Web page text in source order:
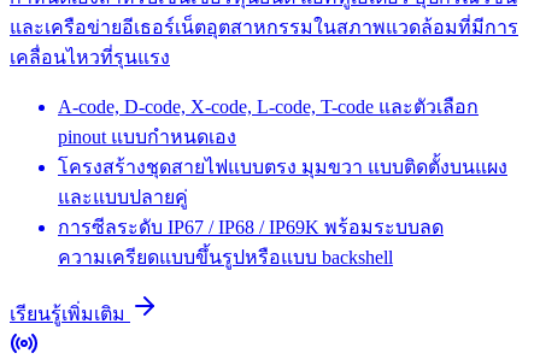
และเครือข่ายอีเธอร์เน็ตอุตสาหกรรมในสภาพแวดล้อมที่มีการ
เคลื่อนไหวที่รุนแรง
A-code, D-code, X-code, L-code, T-code และตัวเลือก
pinout แบบกำหนดเอง
โครงสร้างชุดสายไฟแบบตรง มุมขวา แบบติดตั้งบนแผง
และแบบปลายคู่
การซีลระดับ IP67 / IP68 / IP69K พร้อมระบบลด
ความเครียดแบบขึ้นรูปหรือแบบ backshell
เรียนรู้เพิ่มเติม